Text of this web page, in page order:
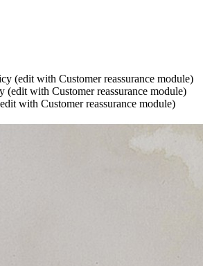
(edit with Customer reassurance module)
with Customer reassurance module)